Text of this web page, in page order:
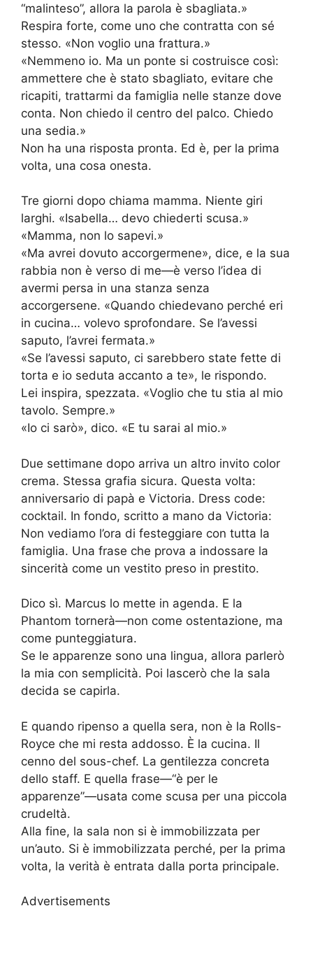
“malinteso”, allora la parola è sbagliata.»
Respira forte, come uno che contratta con sé
stesso. «Non voglio una frattura.»
«Nemmeno io. Ma un ponte si costruisce così:
ammettere che è stato sbagliato, evitare che
ricapiti, trattarmi da famiglia nelle stanze dove
conta. Non chiedo il centro del palco. Chiedo
una sedia.»
Non ha una risposta pronta. Ed è, per la prima
volta, una cosa onesta.
Tre giorni dopo chiama mamma. Niente giri
larghi. «Isabella… devo chiederti scusa.»
«Mamma, non lo sapevi.»
«Ma avrei dovuto accorgermene», dice, e la sua
rabbia non è verso di me—è verso l’idea di
avermi persa in una stanza senza
accorgersene. «Quando chiedevano perché eri
in cucina… volevo sprofondare. Se l’avessi
saputo, l’avrei fermata.»
«Se l’avessi saputo, ci sarebbero state fette di
torta e io seduta accanto a te», le rispondo.
Lei inspira, spezzata. «Voglio che tu stia al mio
tavolo. Sempre.»
«Io ci sarò», dico. «E tu sarai al mio.»
Due settimane dopo arriva un altro invito color
crema. Stessa grafia sicura. Questa volta:
anniversario di papà e Victoria. Dress code:
cocktail. In fondo, scritto a mano da Victoria:
Non vediamo l’ora di festeggiare con tutta la
famiglia. Una frase che prova a indossare la
sincerità come un vestito preso in prestito.
Dico sì. Marcus lo mette in agenda. E la
Phantom tornerà—non come ostentazione, ma
come punteggiatura.
Se le apparenze sono una lingua, allora parlerò
la mia con semplicità. Poi lascerò che la sala
decida se capirla.
E quando ripenso a quella sera, non è la Rolls-
Royce che mi resta addosso. È la cucina. Il
cenno del sous-chef. La gentilezza concreta
dello staff. E quella frase—“è per le
apparenze”—usata come scusa per una piccola
crudeltà.
Alla fine, la sala non si è immobilizzata per
un’auto. Si è immobilizzata perché, per la prima
volta, la verità è entrata dalla porta principale.
Advertisements